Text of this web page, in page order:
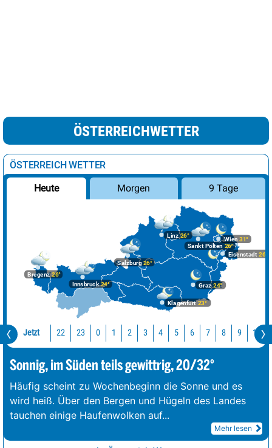
ÖSTERREICHWETTER
ÖSTERREICH WETTER
Heute Morgen 9 Tage
Bregenz26°
Graz24°
Innsbruck24°
Klagenfurt 23°
Linz26°
Salzburg26°
Wien 31°
Eisenstadt 26°
Sankt Pölten 26°
Jetzt 22 23 0 1 2 3 4 5 6 7 8 9 10
Sonnig, im Süden teils gewittrig, 20/32°
Häufig scheint zu Wochenbeginn die Sonne und es
wird heiß. Über den Bergen und Hügeln des Landes
tauchen einige Haufenwolken auf...
Mehr lesen